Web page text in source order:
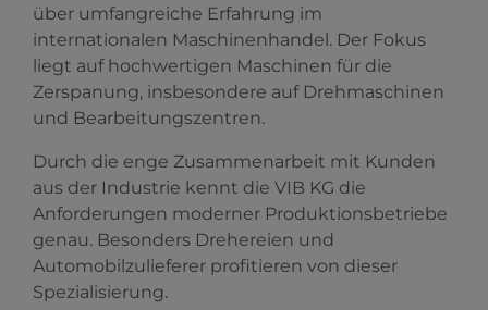
über umfangreiche Erfahrung im
internationalen Maschinenhandel. Der Fokus
liegt auf hochwertigen Maschinen für die
Zerspanung, insbesondere auf Drehmaschinen
und Bearbeitungszentren.
Durch die enge Zusammenarbeit mit Kunden
aus der Industrie kennt die VIB KG die
Anforderungen moderner Produktionsbetriebe
genau. Besonders Drehereien und
Automobilzulieferer profitieren von dieser
Spezialisierung.